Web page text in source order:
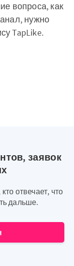
вопроса, как
нужно
TapLike.
заявок
отвечает, что
дальше.